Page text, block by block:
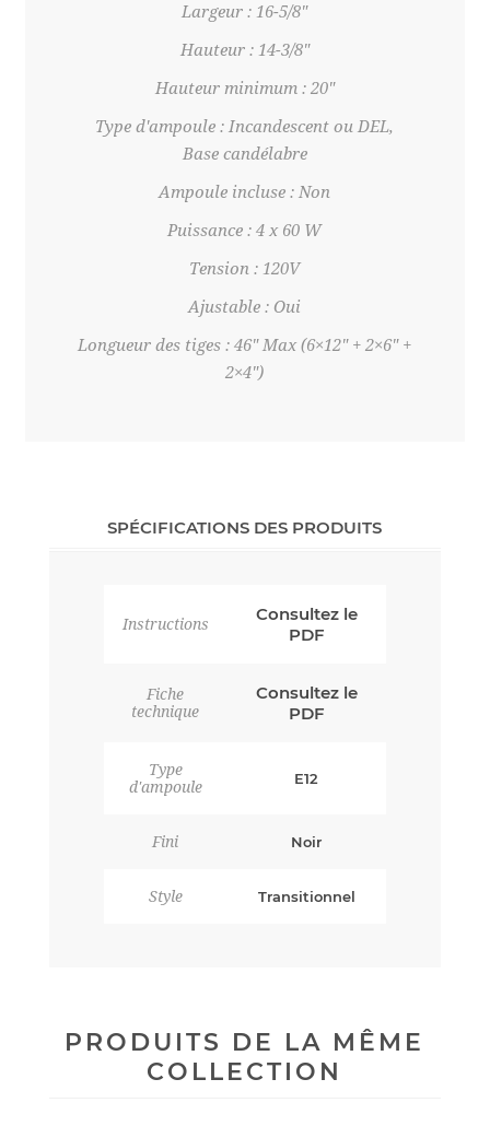
Largeur : 16-5/8"
Hauteur : 14-3/8"
Hauteur minimum : 20"
Type d'ampoule : Incandescent ou DEL,
Base candélabre
Ampoule incluse : Non
Puissance : 4 x 60 W
Tension : 120V
Ajustable : Oui
Longueur des tiges : 46" Max (6×12" + 2×6" +
2×4")
SPÉCIFICATIONS DES PRODUITS
Instructions
Consultez le
PDF
Fiche
technique
Consultez le
PDF
Type
d'ampoule
E12
Fini Noir
Style Transitionnel
PRODUITS DE LA MÊME
COLLECTION